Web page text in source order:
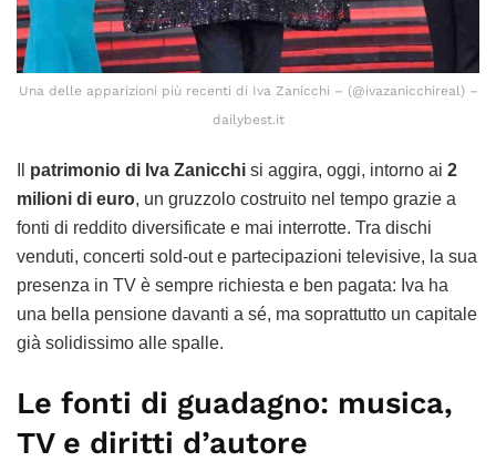
Una delle apparizioni più recenti di Iva Zanicchi – (@ivazanicchireal) –
dailybest.it
patrimonio di Iva Zanicchi si aggira, oggi, intorno ai 2
milioni di euro, un gruzzolo costruito nel tempo grazie a
fonti di reddito diversificate e mai interrotte. Tra dischi
venduti, concerti sold-out e partecipazioni televisive, la sua
presenza in TV è sempre richiesta e ben pagata: Iva ha
una bella pensione davanti a sé, ma soprattutto un capitale
già solidissimo alle spalle.
Le fonti di guadagno: musica,
TV e diritti d’autore